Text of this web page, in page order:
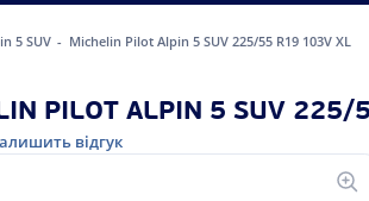
5 SUV Michelin Pilot Alpin 5 SUV 225/55 R19 103V XL
PILOT ALPIN 5 SUV 225/
відгук